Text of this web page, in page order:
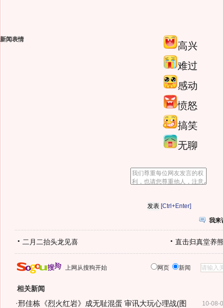
新闻表情
高兴
难过
感动
愤怒
搞笑
无聊
[Ctrl+Enter]
我来
二月二抬头龙见喜 直击归真堂养
上网从搜狗开始 网页 新闻
相关新闻
10-08-
·邢佳栋《烈火红岩》成无耻混蛋 审讯大玩心理战(图